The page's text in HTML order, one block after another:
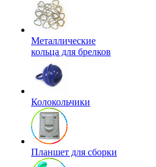
Металлические
кольца для брелков
Колокольчики
Планшет для сборки